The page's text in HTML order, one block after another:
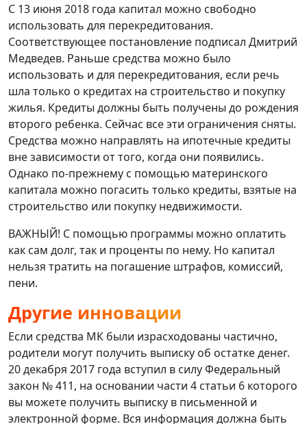
С 13 июня 2018 года капитал можно свободно
использовать для перекредитования.
Соответствующее постановление подписал Дмитрий
Медведев. Раньше средства можно было
использовать и для перекредитования, если речь
шла только о кредитах на строительство и покупку
жилья. Кредиты должны быть получены до рождения
второго ребенка. Сейчас все эти ограничения сняты.
Средства можно направлять на ипотечные кредиты
вне зависимости от того, когда они появились.
Однако по-прежнему с помощью материнского
капитала можно погасить только кредиты, взятые на
строительство или покупку недвижимости.
ВАЖНЫЙ! С помощью программы можно оплатить
как сам долг, так и проценты по нему. Но капитал
нельзя тратить на погашение штрафов, комиссий,
пени.
Другие инновации
Если средства МК были израсходованы частично,
родители могут получить выписку об остатке денег.
20 декабря 2017 года вступил в силу Федеральный
закон № 411, на основании части 4 статьи 6 которого
вы можете получить выписку в письменной и
электронной форме. Вся информация должна быть